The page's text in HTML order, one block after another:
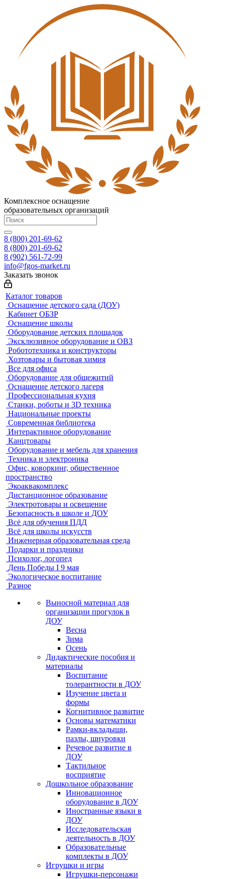
Комплексное оснащение
образовательных организаций
8 (800) 201-69-62
8 (800) 201-69-62
8 (902) 561-72-99
info@fgos-market.ru
Заказать звонок
Каталог товаров
Оснащение детского сада (ДОУ)
Кабинет ОБЗР
Оснащение школы
Оборудование детских площадок
Эксклюзивное оборудование и ОВЗ
Робототехника и конструкторы
Хозтовары и бытовая химия
Все для офиса
Оборудование для общежитий
Оснащение детского лагеря
Профессиональная кухня
Станки, роботы и 3D техника
Национальные проекты
Современная библиотека
Интерактивное оборудование
Канцтовары
Оборудование и мебель для хранения
Техника и электроника
Офис, коворкинг, общественное
пространство
Экоаквакомплекс
Дистанционное образование
Электротовары и освещение
Безопасность в школе и ДОУ
Всё для обучения ПДД
Всё для школы искусств
Инженерная образовательная среда
Подарки и праздники
Психолог, логопед
День Победы I 9 мая
Экологическое воспитание
Разное
Выносной материал для
организации прогулок в
ДОУ
Весна
Зима
Осень
Дидактические пособия и
материалы
Воспитание
толерантности в ДОУ
Изучение цвета и
формы
Когнитивное развитие
Основы математики
Рамки-вкладыши,
пазлы, шнуровки
Речевое развитие в
ДОУ
Тактильное
восприятие
Дошкольное образование
Инновационное
оборудование в ДОУ
Иностранные языки в
ДОУ
Исследовательская
деятельность в ДОУ
Образовательные
комплекты в ДОУ
Игрушки и игры
Игрушки-персонажи